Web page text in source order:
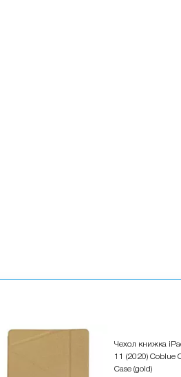
Чехол книжка
11 (2020) Coblue
Case (gold)